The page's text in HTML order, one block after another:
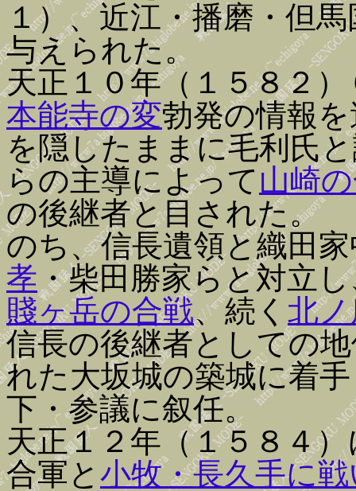
１）、近江・播磨・但
与えられた。
天正１０年（１５８２
本能寺の変勃発の情報
を隠したままに毛利氏
らの主導によって 山崎
の後継者と目された。
のち、信長遺領と織田
孝 ・柴田勝家らと対立
賤ヶ岳の合戦、続く 北
信長の後継者としての
れた大坂城の築城に着
下・参議に叙任。
天正１２年（１５８４
合軍と 小牧・長久手に